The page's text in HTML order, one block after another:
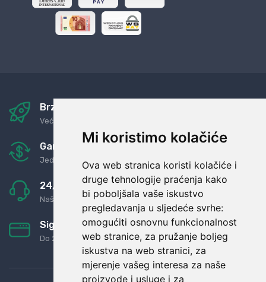
Mi koristimo kolačiće
Ova web stranica koristi kolačiće i
druge tehnologije praćenja kako
bi poboljšala vaše iskustvo
pregledavanja u sljedeće svrhe:
omogućiti osnovnu funkcionalnost
web stranice, za pružanje boljeg
iskustva na web stranici, za
mjerenje vašeg interesa za naše
proizvode i usluge i za
Brza i sigurna dostava
Već za nekoliko dana kod vas
Garancija u povrat novaca
Jednostavno pravilo: Roba za novac
24/7 odlična podrška
Naši agenti uvijek na raspolaganju
Sigurno obročno plaćanje
Do 24 rata bez kamata